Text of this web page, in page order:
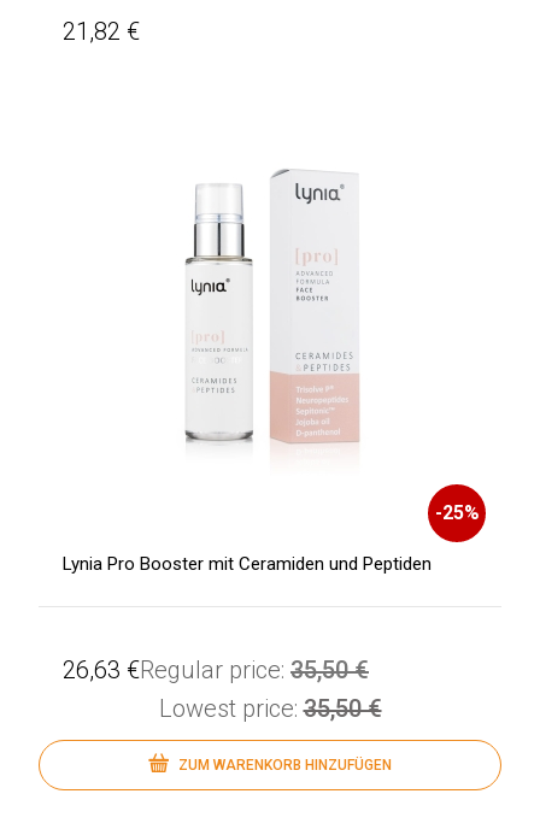
21,82 €
-25%
Lynia Pro Booster mit Ceramiden und Peptiden
26,63 €Regular price: 35,50 €
Lowest price:35,50 €
ZUM WARENKORB HINZUFÜGEN